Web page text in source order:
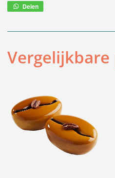
Delen